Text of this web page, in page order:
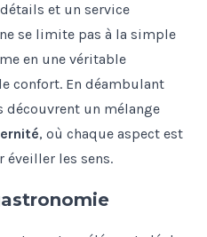
et un service
se limite pas à la simple
en une véritable
confort. En déambulant
découvrent un mélange
, où chaque aspect est
éveiller les sens.